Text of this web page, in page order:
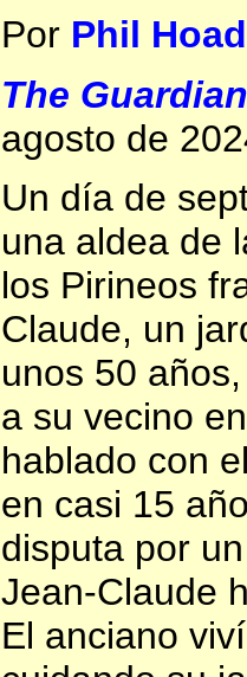
Por Phil Hoad
The Guardian
agosto de
Un día de
una aldea de
los Pirineos
Claude, un
unos 50
a su vecino
hablado con
en casi 15
disputa por
Jean-Claude
El anciano